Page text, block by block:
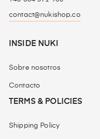
contact@nukishop.co
INSIDE NUKI
Sobre nosotros
Contacto
TERMS & POLICIES
Shipping Policy